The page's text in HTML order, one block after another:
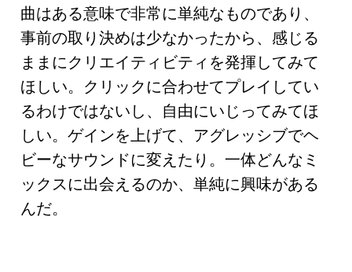
曲はある意味で非常に単純なものであり、
事前の取り決めは少なかったから、感じる
ままにクリエイティビティを発揮してみて
ほしい。クリックに合わせてプレイしてい
るわけではないし、自由にいじってみてほ
しい。ゲインを上げて、アグレッシブでヘ
ビーなサウンドに変えたり。一体どんなミ
ックスに出会えるのか、単純に興味がある
んだ。